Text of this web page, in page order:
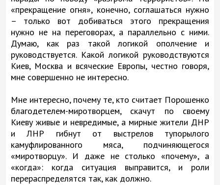
«прекращение огня», конечно, соглашаться нужно
– только вот добиваться этого прекращения
нужно не на переговорах, а параллельно с ними.
Думаю, как раз такой логикой ополчение и
руководствуется. Какой логикой руководствуются
Киев, Москва и всяческие Европы, честно говоря,
мне совершенно не интересно.
Мне интересно, почему те, кто считает Порошенко
благодетелем-миротворцем, скачут по своему
Киеву живые и невредимые, а мирные жители ДНР
и ЛНР гибнут от выстрелов тупорылого
камуфлированного мяса, подчиняющегося
«миротворцу». И даже не столько «почему», а
«когда»: когда ситуация выправится, и роли
перераспределятся так, как должно.